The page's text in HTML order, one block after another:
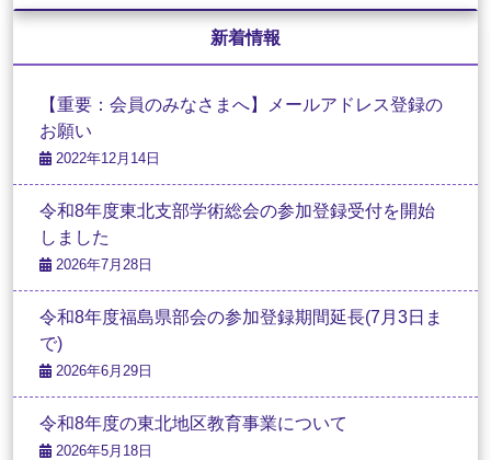
新着情報
【重要：会員のみなさまへ】メールアドレス登録の
お願い
2022年12月14日
令和8年度東北支部学術総会の参加登録受付を開始
しました
2026年7月28日
令和8年度福島県部会の参加登録期間延長(7月3日ま
で)
2026年6月29日
令和8年度の東北地区教育事業について
2026年5月18日